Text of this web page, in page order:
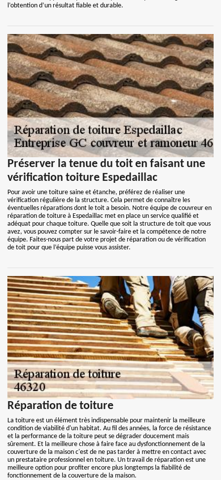
l’obtention d’un résultat fiable et durable.
Préserver la tenue du toit en faisant une
vérification toiture Espedaillac
Pour avoir une toiture saine et étanche, préférez de réaliser une
vérification régulière de la structure. Cela permet de connaître les
éventuelles réparations dont le toit a besoin. Notre équipe de couvreur en
réparation de toiture à Espedaillac met en place un service qualifié et
adéquat pour chaque toiture. Quelle que soit la structure de toit que vous
avez, vous pouvez compter sur le savoir-faire et la compétence de notre
équipe. Faites-nous part de votre projet de réparation ou de vérification
de toit pour que l’équipe puisse vous assister.
Réparation de toiture
La toiture est un élément très indispensable pour maintenir la meilleure
condition de viabilité d'un habitat. Au fil des années, la force de résistance
et la performance de la toiture peut se dégrader doucement mais
sûrement. Et la meilleure chose à faire face au dysfonctionnement de la
couverture de la maison c'est de ne pas tarder à mettre en contact avec
un prestataire professionnel en toiture. Un travail de réparation est une
meilleure option pour profiter encore plus longtemps la fiabilité de
fonctionnement de la couverture de la maison.